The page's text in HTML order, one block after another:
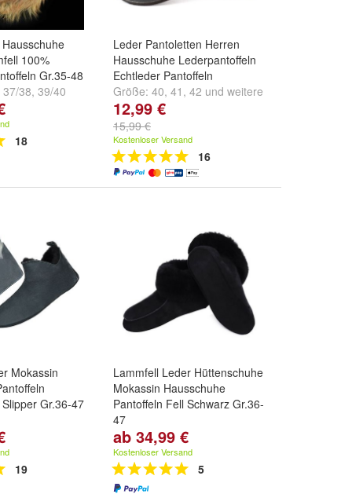
100%
Gr.35-48
37/38, 39/40
18
Leder Pantoletten Herren
Hausschuhe Lederpantoffeln
Echtleder Pantoffeln
Größe: 40, 41 , 42 und weitere
...
12,99 €
15,99 €
Kostenloser Versand
16
Mokassin
Gr.36-47
,
19
Lammfell Leder Hüttenschuhe
Mokassin Hausschuhe
Pantoffeln Fell Schwarz Gr.36-
47
Größe:36,37,
...
ab 34,99 €
Kostenloser Versand
5